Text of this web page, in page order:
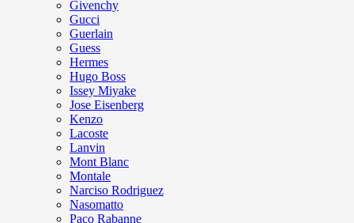
Givenchy
Gucci
Guerlain
Guess
Hermes
Hugo Boss
Issey Miyake
Jose Eisenberg
Kenzo
Lacoste
Lanvin
Mont Blanc
Montale
Narciso Rodriguez
Nasomatto
Paco Rabanne